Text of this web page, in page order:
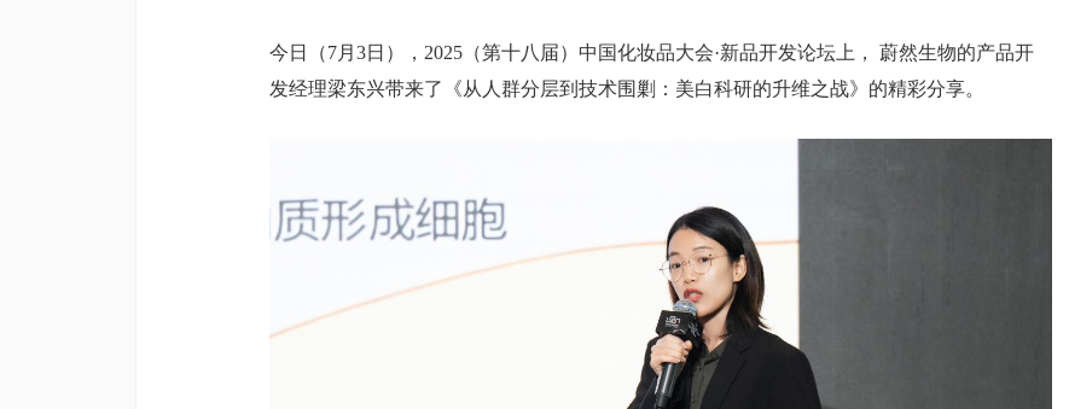
今日（7月3日），2025（第十八届）中国化妆品大会·新品开发论坛上， 蔚然生物的产品开
发经理梁东兴带来了《从人群分层到技术围剿：美白科研的升维之战》的精彩分享。